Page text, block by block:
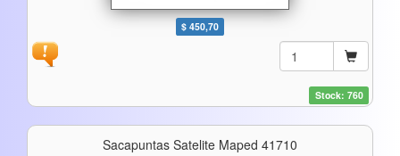
$ 450,70
Stock: 760
Sacapuntas Satelite Maped 41710